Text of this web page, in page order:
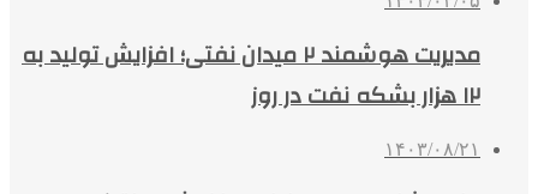
مدیریت هوشمند ۲ میدان نفتی؛ افزایش تولید به
۱۲ هزار بشکه نفت در روز
۱۴۰۳/۰۸/۲۱